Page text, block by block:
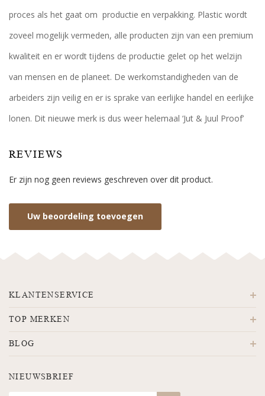
proces als het gaat om productie en verpakking. Plastic wordt
zoveel mogelijk vermeden, alle producten zijn van een premium
kwaliteit en er wordt tijdens de productie gelet op het welzijn
van mensen en de planeet. De werkomstandigheden van de
arbeiders zijn veilig en er is sprake van eerlijke handel en eerlijke
lonen. Dit nieuwe merk is dus weer helemaal ‘Jut & Juul Proof’
REVIEWS
Er zijn nog geen reviews geschreven over dit product.
Uw beoordeling toevoegen
KLANTENSERVICE
TOP MERKEN
BLOG
NIEUWSBRIEF